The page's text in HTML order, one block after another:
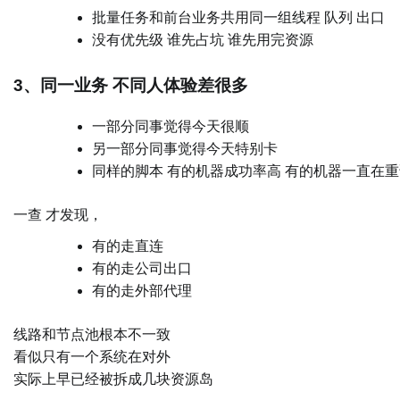
批量任务和前台业务共用同一组线程 队列 出口
没有优先级 谁先占坑 谁先用完资源
3、同一业务 不同人体验差很多
一部分同事觉得今天很顺
另一部分同事觉得今天特别卡
同样的脚本 有的机器成功率高 有的机器一直在
一查 才发现，
有的走直连
有的走公司出口
有的走外部代理
线路和节点池根本不一致
看似只有一个系统在对外
实际上早已经被拆成几块资源岛